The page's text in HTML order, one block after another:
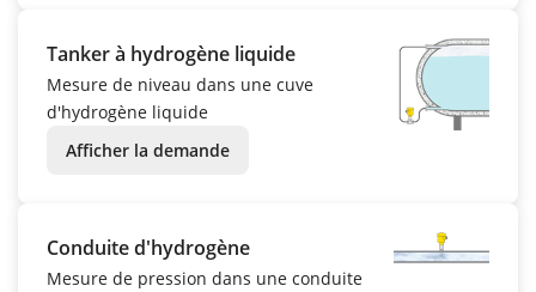
Tanker à hydrogène liquide
Mesure de niveau dans une cuve
d'hydrogène liquide
Afficher la demande
Conduite d'hydrogène
Mesure de pression dans une conduite